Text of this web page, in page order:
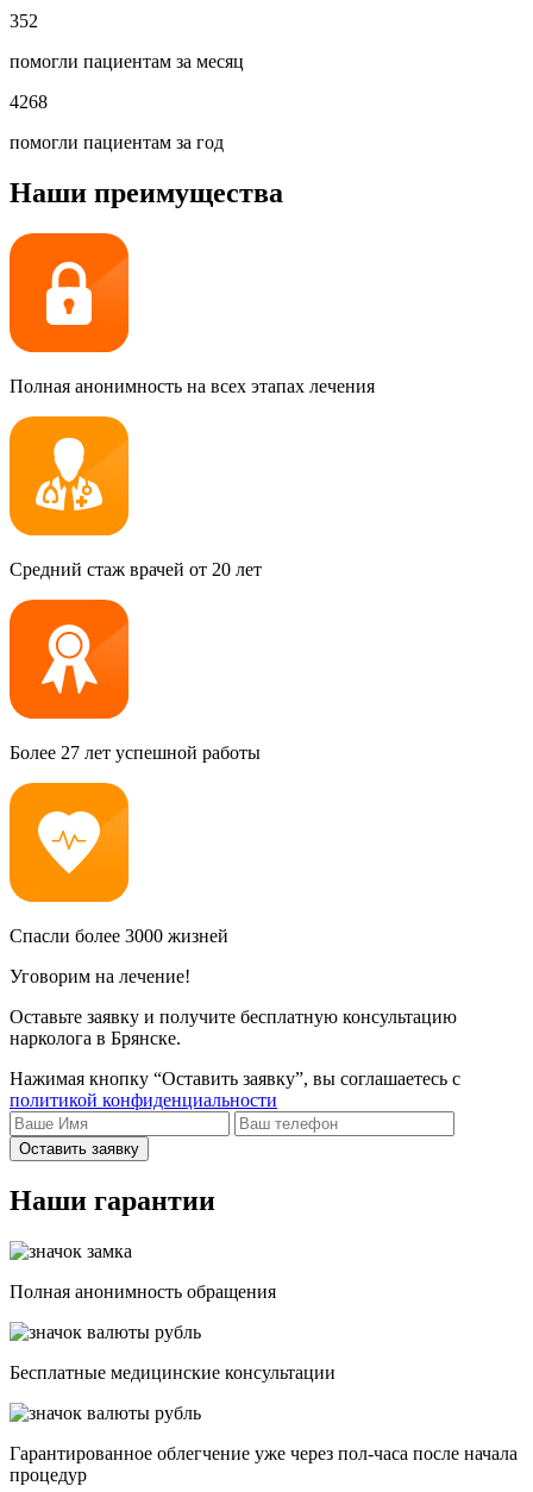
352
помогли пациентам за месяц
4268
помогли пациентам за год
Наши преимущества
Полная анонимность на всех этапах лечения
Средний стаж врачей от 20 лет
Более 27 лет успешной работы
Спасли более 3000 жизней
Уговорим на лечение!
Оставьте заявку и получите бесплатную консультацию
нарколога в Брянске.
Нажимая кнопку “Оставить заявку”, вы соглашаетесь с
политикой конфиденциальности
Оставить заявку
Наши гарантии
Полная анонимность обращения
Бесплатные медицинские консультации
Гарантированное облегчение уже через пол-часа после начала
процедур